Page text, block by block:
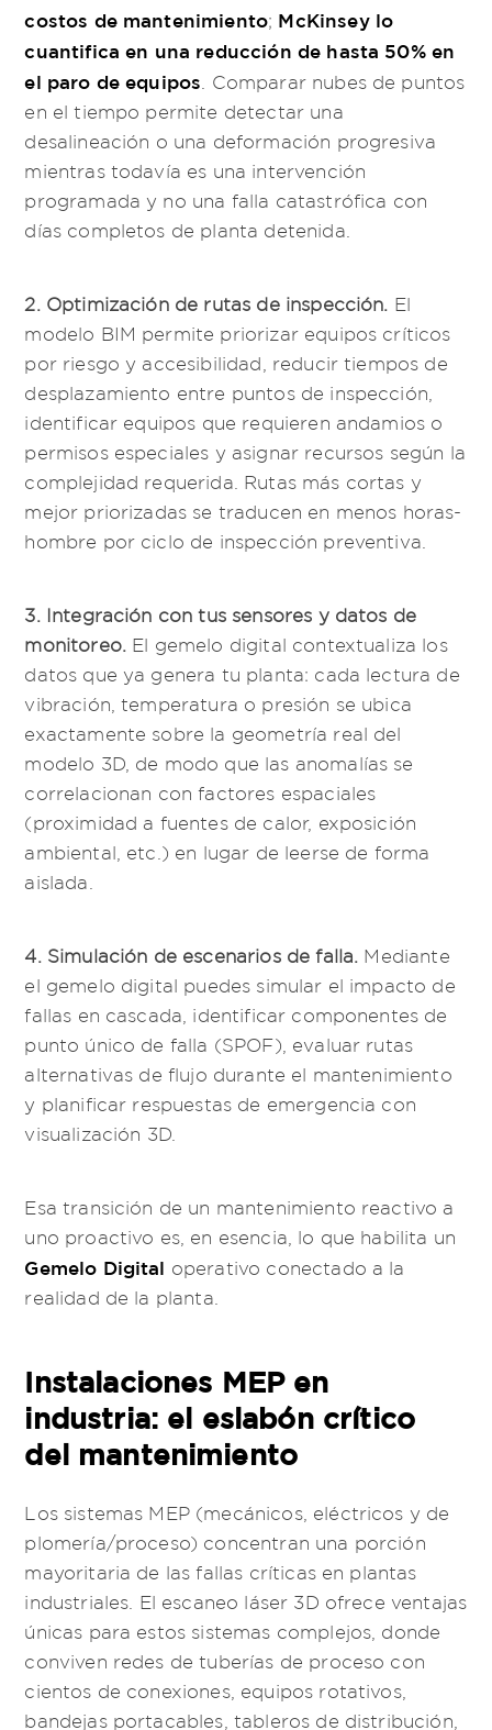
costos de mantenimiento; McKinsey lo
cuantifica en una reducción de hasta 50% en
el paro de equipos . Comparar nubes de puntos
en el tiempo permite detectar una
desalineación o una deformación progresiva
mientras todavía es una intervención
programada y no una falla catastrófica con
días completos de planta detenida.
2. Optimización de rutas de inspección. El
modelo BIM permite priorizar equipos críticos
por riesgo y accesibilidad, reducir tiempos de
desplazamiento entre puntos de inspección,
identificar equipos que requieren andamios o
permisos especiales y asignar recursos según la
complejidad requerida. Rutas más cortas y
mejor priorizadas se traducen en menos horas-
hombre por ciclo de inspección preventiva.
3. Integración con tus sensores y datos de
monitoreo. El gemelo digital contextualiza los
datos que ya genera tu planta: cada lectura de
vibración, temperatura o presión se ubica
exactamente sobre la geometría real del
modelo 3D, de modo que las anomalías se
correlacionan con factores espaciales
(proximidad a fuentes de calor, exposición
ambiental, etc.) en lugar de leerse de forma
aislada.
4. Simulación de escenarios de falla. Mediante
el gemelo digital puedes simular el impacto de
fallas en cascada, identificar componentes de
punto único de falla (SPOF), evaluar rutas
alternativas de flujo durante el mantenimiento
y planificar respuestas de emergencia con
visualización 3D.
Esa transición de un mantenimiento reactivo a
uno proactivo es, en esencia, lo que habilita un
Gemelo Digital operativo conectado a la
realidad de la planta.
Instalaciones MEP en
industria: el eslabón crítico
del mantenimiento
Los sistemas MEP (mecánicos, eléctricos y de
plomería/proceso) concentran una porción
mayoritaria de las fallas críticas en plantas
industriales. El escaneo láser 3D ofrece ventajas
únicas para estos sistemas complejos, donde
conviven redes de tuberías de proceso con
cientos de conexiones, equipos rotativos,
bandejas portacables, tableros de distribución,